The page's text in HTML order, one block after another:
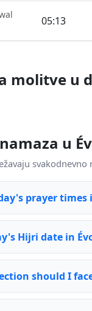
05:13
molitve u
u
prayer times
Hijri date in
should I